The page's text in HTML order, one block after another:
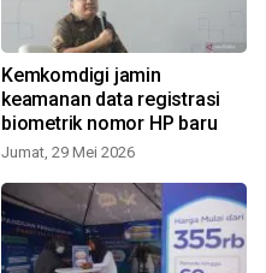
Kemkomdigi jamin
keamanan data registrasi
biometrik nomor HP baru
Jumat, 29 Mei 2026